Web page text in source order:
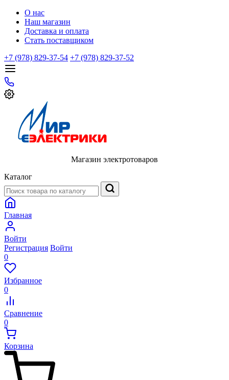
О нас
Наш магазин
Доставка и оплата
Стать поставщиком
+7 (978) 829-37-54 +7 (978) 829-37-52
Магазин электротоваров
Каталог
Главная
Войти
Регистрация Войти
0
Избранное
0
Сравнение
0
Корзина